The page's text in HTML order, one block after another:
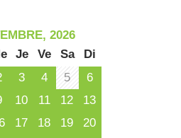
2026
Je Ve Sa
Di
3 4 5
6
10 11 12
13
17 18 19
20